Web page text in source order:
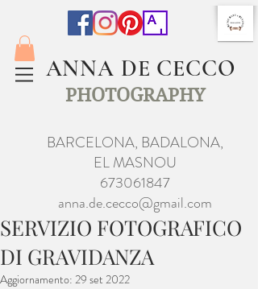
ANNA DE CECCO
PHOTOGRAPHY
BARCELONA, BADALONA,
EL MASNOU
673061847
anna.de.cecco@gmail.com
SERVIZIO FOTOGRAFICO
DI GRAVIDANZA
Aggiornamento: 29 set 2022